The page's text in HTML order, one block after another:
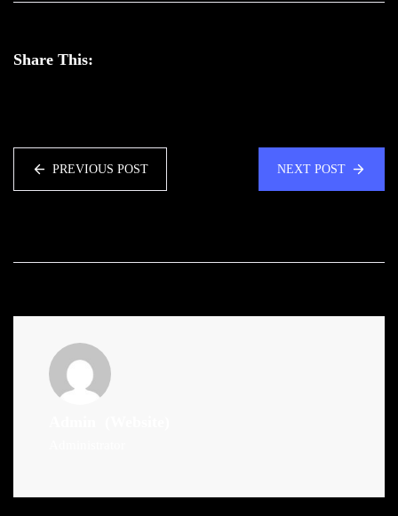
Share This:
PREVIOUS POST NEXT POST